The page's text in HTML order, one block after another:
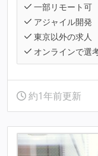
一部リモート可
アジャイル開発
東京以外の求人
オンラインで選
約1年前更新